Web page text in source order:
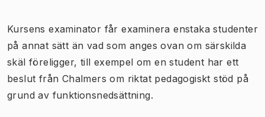
Kursens examinator får examinera enstaka studenter
på annat sätt än vad som anges ovan om särskilda
skäl föreligger, till exempel om en student har ett
beslut från Chalmers om riktat pedagogiskt stöd på
grund av funktionsnedsättning.